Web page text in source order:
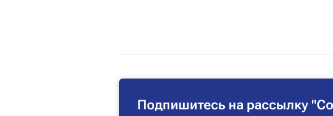
Подпишитесь на рассылку